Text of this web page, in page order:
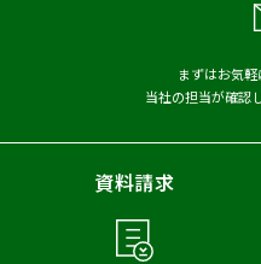
2026年
2023年
2020年
2017年
まずはお気
当社の担当が確認
資料請求